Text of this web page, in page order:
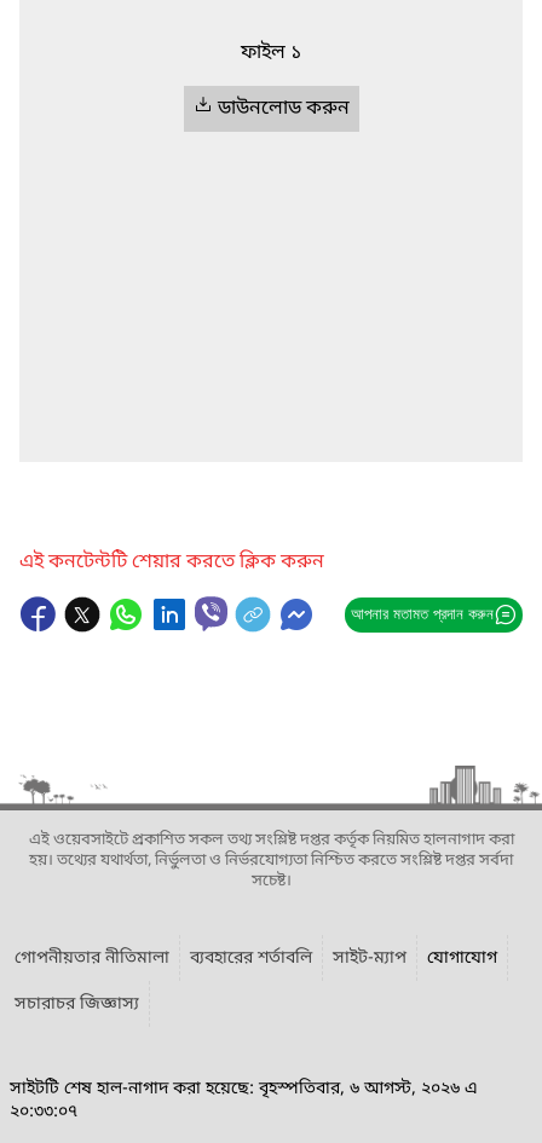
ফাইল ১
ডাউনলোড করুন
এই কনটেন্টটি শেয়ার করতে ক্লিক করুন
আপনার মতামত প্রদান করুন
এই ওয়েবসাইটে প্রকাশিত সকল তথ্য সংশ্লিষ্ট দপ্তর কর্তৃক নিয়মিত হালনাগাদ করা
হয়। তথ্যের যথার্থতা, নির্ভুলতা ও নির্ভরযোগ্যতা নিশ্চিত করতে সংশ্লিষ্ট দপ্তর সর্বদা
সচেষ্ট।
গোপনীয়তার নীতিমালা ব্যবহারের শর্তাবলি সাইট-ম্যাপ
যোগাযোগ
সচারাচর জিজ্ঞাস্য
সাইটটি শেষ হাল-নাগাদ করা হয়েছে: বৃহস্পতিবার, ৬ আগস্ট, ২০২৬ এ
২০:৩৩:০৭